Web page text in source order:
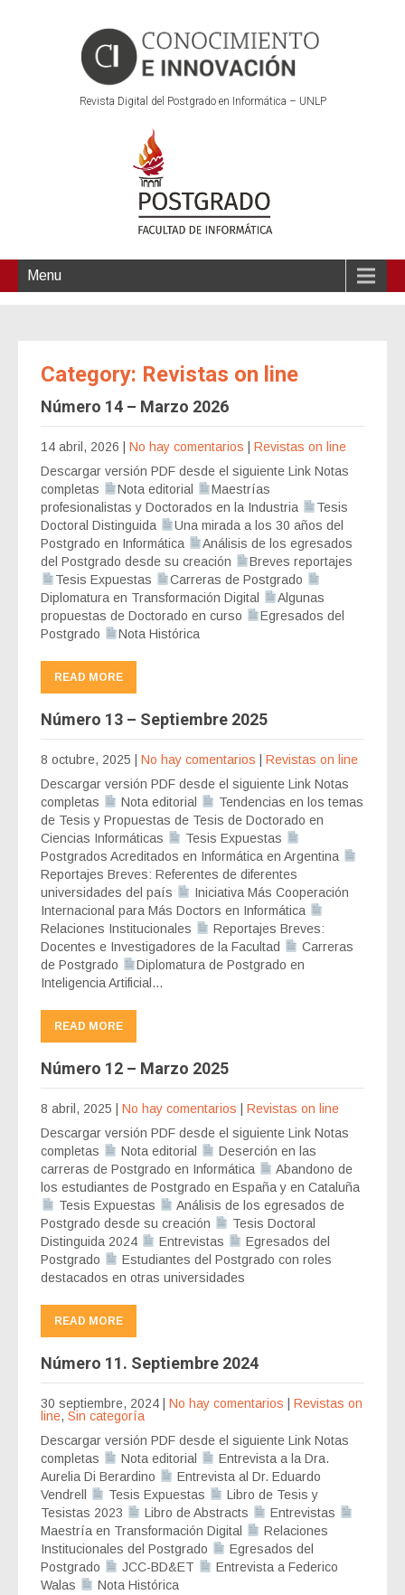
Revista Digital del Postgrado en Informática – UNLP
Menu
Category: Revistas on line
Número 14 – Marzo 2026
14 abril, 2026 No hay comentarios
Revistas on line
Descargar versión PDF desde el siguiente Link Notas
completas
Nota editorial
Maestrías
profesionalistas y Doctorados en la Industria
Tesis
Doctoral Distinguida
Una mirada a los 30 años del
Postgrado en Informática
Análisis de los egresados
del Postgrado desde su creación
Breves reportajes
Tesis Expuestas
Carreras de Postgrado
Diplomatura en Transformación Digital
Algunas
propuestas de Doctorado en curso
Egresados del
Postgrado
Nota Histórica
READ MORE
Número 13 – Septiembre 2025
8 octubre, 2025 No hay comentarios
Revistas on line
Descargar versión PDF desde el siguiente Link Notas
completas
Nota editorial
Tendencias en los temas
de Tesis y Propuestas de Tesis de Doctorado en
Ciencias Informáticas
Tesis Expuestas
Postgrados Acreditados en Informática en Argentina
Reportajes Breves: Referentes de diferentes
universidades del país
Iniciativa Más Cooperación
Internacional para Más Doctors en Informática
Relaciones Institucionales
Reportajes Breves:
Docentes e Investigadores de la Facultad
Carreras
de Postgrado
Diplomatura de Postgrado en
Inteligencia Artificial…
READ MORE
Número 12 – Marzo 2025
8 abril, 2025 No hay comentarios
Revistas on line
Descargar versión PDF desde el siguiente Link Notas
completas
Nota editorial
Deserción en las
carreras de Postgrado en Informática
Abandono de
los estudiantes de Postgrado en España y en Cataluña
Tesis Expuestas
Análisis de los egresados de
Postgrado desde su creación
Tesis Doctoral
Distinguida 2024
Entrevistas
Egresados del
Postgrado
Estudiantes del Postgrado con roles
destacados en otras universidades
READ MORE
Número 11. Septiembre 2024
30 septiembre, 2024 No hay comentarios
Revistas on
line, Sin categoría
Descargar versión PDF desde el siguiente Link Notas
completas
Nota editorial
Entrevista a la Dra.
Aurelia Di Berardino
Entrevista al Dr. Eduardo
Vendrell
Tesis Expuestas
Libro de Tesis y
Tesistas 2023
Libro de Abstracts
Entrevistas
Maestría en Transformación Digital
Relaciones
Institucionales del Postgrado
Egresados del
Postgrado
JCC-BD&ET
Entrevista a Federico
Walas
Nota Histórica